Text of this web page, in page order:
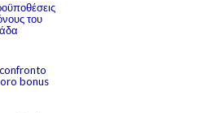
του
bonus